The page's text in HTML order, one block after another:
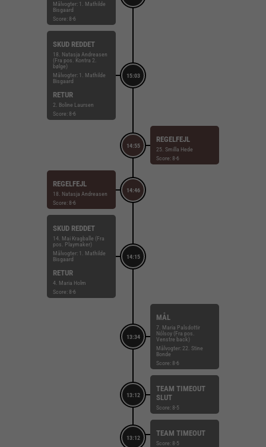
Målvogter: 1. Mathilde
Bisgaard
Score: 8-6
15:03
SKUD REDDET
18. Natasja Andreasen
(Fra pos. Kontra 2.
bølge)
Målvogter: 1. Mathilde
Bisgaard
RETUR
2. Boline Laursen
Score: 8-6
14:55
REGELFEJL
25. Smilla Hede
Score: 8-6
14:46
REGELFEJL
18. Natasja Andreasen
Score: 8-6
14:15
SKUD REDDET
14. Mai Kragballe (Fra
pos. Playmaker)
Målvogter: 1. Mathilde
Bisgaard
RETUR
4. Maria Holm
Score: 8-6
13:34
MÅL
7. Maria Palsdottir
Nólsoy (Fra pos.
Venstre back)
Målvogter: 22. Stine
Bonde
Score: 8-6
13:12
TEAM TIMEOUT
SLUT
Score: 8-5
13:12
TEAM TIMEOUT
Score: 8-5